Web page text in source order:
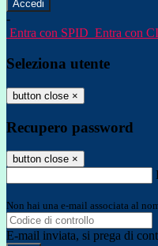
-
Entra con SPID Entra con
Seleziona utente
button close ×
Recupero password
button close ×
Non hai una e-mail associata al
E-mail inviata, si prega di